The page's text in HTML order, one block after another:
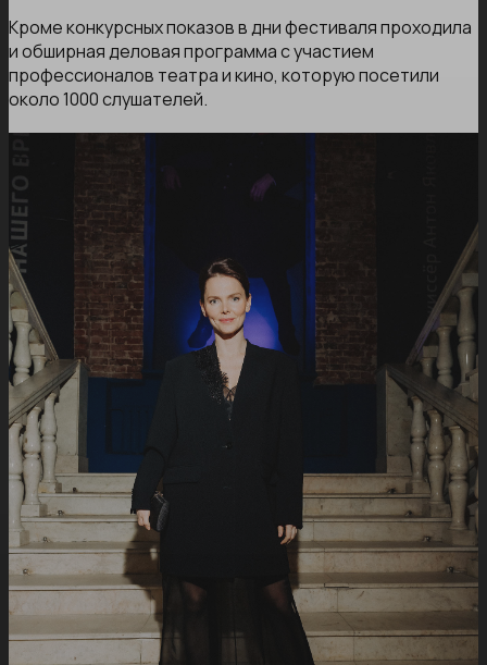
Кроме конкурсных показов в дни фестиваля проходила
и обширная деловая программа с участием
профессионалов театра и кино, которую посетили
около 1000 слушателей.